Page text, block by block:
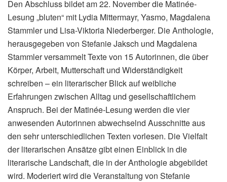
Den Abschluss bildet am 22. November die Matinée-
Lesung „bluten“ mit Lydia Mittermayr, Yasmo, Magdalena
Stammler und Lisa-Viktoria Niederberger. Die Anthologie,
herausgegeben von Stefanie Jaksch und Magdalena
Stammler versammelt Texte von 15 Autorinnen, die über
Körper, Arbeit, Mutterschaft und Widerständigkeit
schreiben – ein literarischer Blick auf weibliche
Erfahrungen zwischen Alltag und gesellschaftlichem
Anspruch. Bei der Matinée-Lesung werden die vier
anwesenden Autorinnen abwechselnd Ausschnitte aus
den sehr unterschiedlichen Texten vorlesen. Die Vielfalt
der literarischen Ansätze gibt einen Einblick in die
literarische Landschaft, die in der Anthologie abgebildet
wird. Moderiert wird die Veranstaltung von Stefanie